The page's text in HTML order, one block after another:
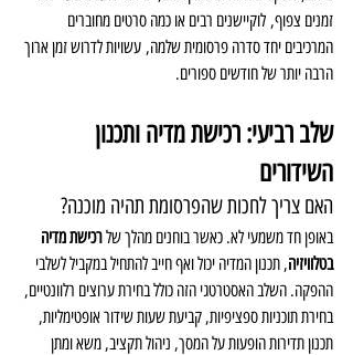
זמנים צפוף, לוקיישנים רבים או כמה סרטים מחוברים
המרכיבים יחד סדרה פרסומית שלמה, עשויות לדרוש זמן ארוך
הרבה יותר של חודשים ספורים.
שלב רביעי: רכישת מדיה ותכנון
השידורים
האם צריך לחכות שהפרסומת תהיה מוכנה?
באופן חד משמעי לא. כאשר בוחנים מהלך של רכישת מדיה
בטלוויזיה, תכנון המדיה יכול ואף חייב להתחיל במקביל לשלבי
ההפקה. השלב האסטרטגי הזה כולל בחירת ערוצים רלוונטיים,
בחירת תוכניות ספציפיות, קביעת שעות שידור אופטימליות,
תכנון תדירות הופעות על המסך, ניהול תקציב, משא ומתן